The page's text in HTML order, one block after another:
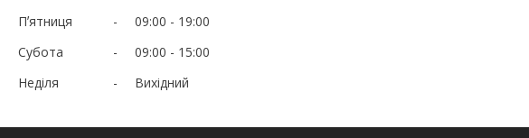
Пʼятниця
09:00
19:00
Субота
09:00
15:00
Неділя
Вихідний